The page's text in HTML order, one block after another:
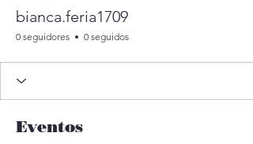
bianca.feria1709
0 seguidores 0 seguidos
Eventos